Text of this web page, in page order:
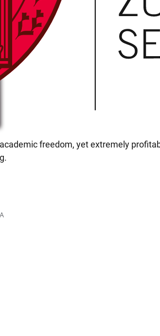
freedom, yet extremely